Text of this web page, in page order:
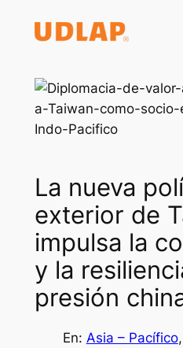
La nueva
exterior de
impulsa la
y la
presión
En: Asia – Pacífico,